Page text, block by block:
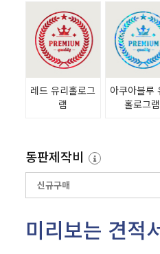
레드 유리홀로그
램
아쿠아블루
홀로그램
동판제작비
미리보는 견적